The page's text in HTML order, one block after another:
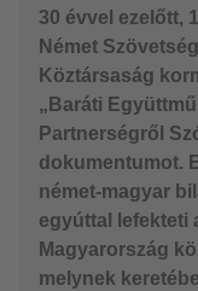
30 évvel ezelőtt,
Német
Köztársaság
„Baráti
Partnerségről
dokumentumot.
német-magyar
egyúttal lefekteti
Magyarország
melynek